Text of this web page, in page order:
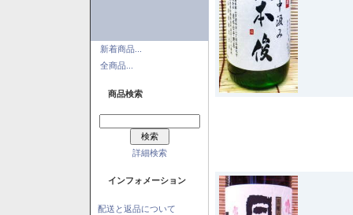
新着商品...
全商品...
商品検索
詳細検索
インフォメーション
配送と返品について